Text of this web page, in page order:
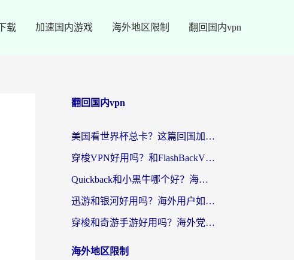
载 加速国内游戏 海外地区限制 翻回国内vpn
翻回国内vpn
美国看世界杯总卡？这篇回国加速器指南帮你无缝刷国内资源（附苹果手机VPN设置步骤）
穿梭VPN好用吗？和FlashBackVPN对比哪个回国效果更好？
Quickback和小黑牛哪个好？海外党亲测指南，选对回国加速器秒回国内
迅游和银河好用吗？海外用户如何选择回国加速器实现无缝访问国内资源
穿梭和奇游手游好用吗？海外党亲测3款回国加速器，附蜜蜂加速器七天试用攻略
海外地区限制